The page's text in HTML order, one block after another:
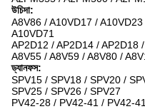
উচিদা:
A8V86 / A10VD17 /
A10VD71
AP2D12 / AP2D14 / AP2D18
A8V55 / A8V59 / A8V80 /
ড্যানফস:
SPV15 / SPV18 / SPV20 /
SPV25 / SPV26 / SPV27
PV42-28 / PV42-41 / PV42-